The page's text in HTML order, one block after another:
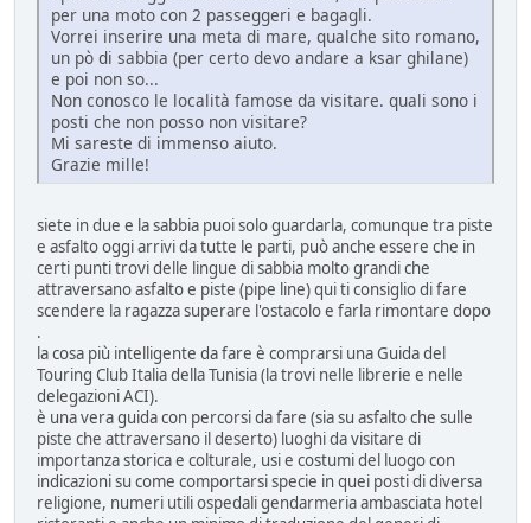
per una moto con 2 passeggeri e bagagli.
Vorrei inserire una meta di mare, qualche sito romano,
un pò di sabbia (per certo devo andare a ksar ghilane)
e poi non so...
Non conosco le località famose da visitare. quali sono i
posti che non posso non visitare?
Mi sareste di immenso aiuto.
Grazie mille!
siete in due e la sabbia puoi solo guardarla, comunque tra piste
e asfalto oggi arrivi da tutte le parti, può anche essere che in
certi punti trovi delle lingue di sabbia molto grandi che
attraversano asfalto e piste (pipe line) qui ti consiglio di fare
scendere la ragazza superare l'ostacolo e farla rimontare dopo
.
la cosa più intelligente da fare è comprarsi una Guida del
Touring Club Italia della Tunisia (la trovi nelle librerie e nelle
delegazioni ACI).
è una vera guida con percorsi da fare (sia su asfalto che sulle
piste che attraversano il deserto) luoghi da visitare di
importanza storica e colturale, usi e costumi del luogo con
indicazioni su come comportarsi specie in quei posti di diversa
religione, numeri utili ospedali gendarmeria ambasciata hotel